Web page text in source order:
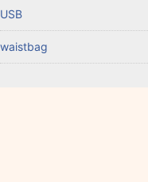
USB
waistbag